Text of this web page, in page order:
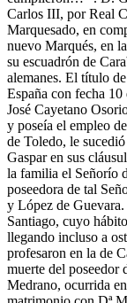
Carlos III, por Real
Marquesado, en
nuevo Marqués, en
su escuadrón de
alemanes. El título
España con fecha
José Cayetano
y poseía el empleo
de Toledo, le
Gaspar en sus
la familia el Señorío
poseedora de tal
y López de Guevara.
Santiago, cuyo
llegando incluso a
profesaron en la de
muerte del poseedor
Medrano, ocurrida